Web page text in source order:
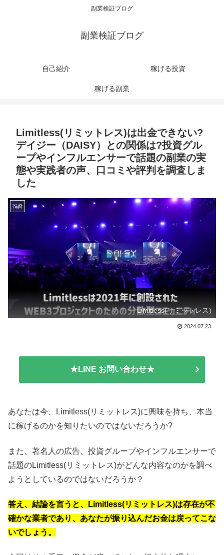
副業検証ブログ
副業検証ブログ
自己紹介 稼げる投資
稼げる副業
Limitless(リミットレス)は出金できない?
デイジー（DAISY）との関係は?投資グル
ープやインフルエンサーで話題の副業の実
態や実践者の声、口コミや評判を調査しま
した
投資
Limitless(リミットレス)
2024.07.23
★LINE お問い合わせ★
あなたは今、Limitless(リミットレス)に興味を持ち、本当
に稼げるのかを知りたいのではないだろうか?
また、著名人の広告、投資グループやインフルエンサーで
話題のLimitless(リミットレス)がどんな内容なのかを調べ
ようとしているのではないだろうか？
答え、結論を言うと、Limitless(リミットレス)は存在が不
確かな業者であり、あなたが振り込んだお金は戻ってこな
いでしょう。